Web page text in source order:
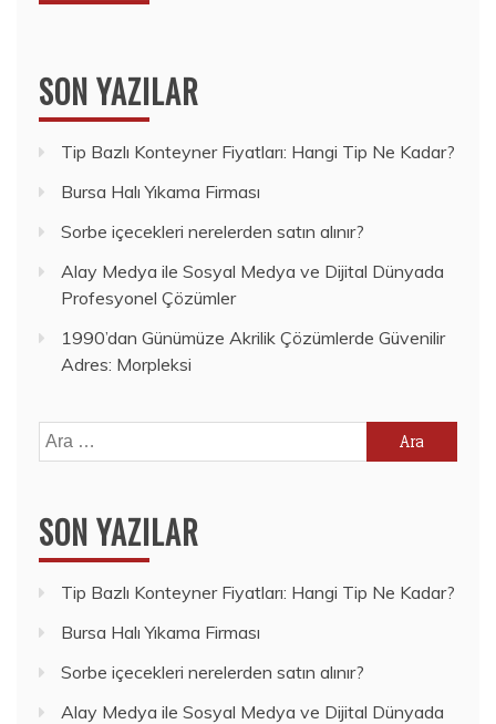
SON YAZILAR
Tip Bazlı Konteyner Fiyatları: Hangi Tip Ne Kadar?
Bursa Halı Yıkama Firması
Sorbe içecekleri nerelerden satın alınır?
Alay Medya ile Sosyal Medya ve Dijital Dünyada
Profesyonel Çözümler
1990’dan Günümüze Akrilik Çözümlerde Güvenilir
Adres: Morpleksi
Arama:
SON YAZILAR
Tip Bazlı Konteyner Fiyatları: Hangi Tip Ne Kadar?
Bursa Halı Yıkama Firması
Sorbe içecekleri nerelerden satın alınır?
Alay Medya ile Sosyal Medya ve Dijital Dünyada